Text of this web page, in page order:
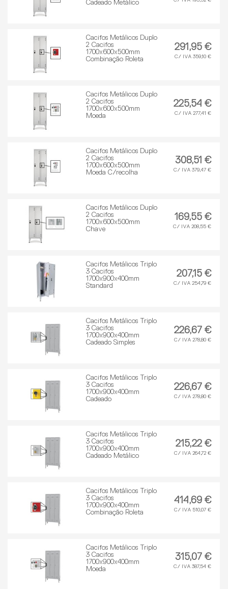
Cadeado Metálico
Cacifos Metálicos Duplo
2 Cacifos
1700x600x500mm
Combinação Roleta
291,95 €
C/ IVA 359,10 €
Cacifos Metálicos Duplo
2 Cacifos
1700x600x500mm
Moeda
225,54 €
C/ IVA 277,41 €
Cacifos Metálicos Duplo
2 Cacifos
1700x600x500mm
Moeda C/recolha
308,51 €
C/ IVA 379,47 €
Cacifos Metálicos Duplo
2 Cacifos
1700x600x500mm
Chave
169,55 €
C/ IVA 208,55 €
Cacifos Metálicos Triplo
3 Cacifos
1700x900x400mm
Standard
207,15 €
C/ IVA 254,79 €
Cacifos Metálicos Triplo
3 Cacifos
1700x900x400mm
Cadeado Simples
226,67 €
C/ IVA 278,80 €
Cacifos Metálicos Triplo
3 Cacifos
1700x900x400mm
Cadeado
226,67 €
C/ IVA 278,80 €
Cacifos Metálicos Triplo
3 Cacifos
1700x900x400mm
Cadeado Metálico
215,22 €
C/ IVA 264,72 €
Cacifos Metálicos Triplo
3 Cacifos
1700x900x400mm
Combinação Roleta
414,69 €
C/ IVA 510,07 €
Cacifos Metálicos Triplo
3 Cacifos
1700x900x400mm
Moeda
315,07 €
C/ IVA 387,54 €